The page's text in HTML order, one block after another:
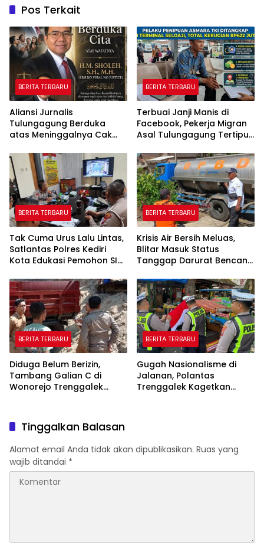
Pos Terkait
BERITA TERBARU
Aliansi Jurnalis
Tulungagung Berduka
atas Meninggalnya Cak
“Beliau Pejuang Keadilan
yang Vokal”
BERITA TERBARU
Terbuai Janji Manis di
Facebook, Pekerja Migran
Asal Tulungagung Tertipu
BERITA TERBARU
Tak Cuma Urus Lalu Lintas,
Satlantas Polres Kediri
Kota Edukasi Pemohon SIM
Pelatihan AI
BERITA TERBARU
Krisis Air Bersih Meluas,
Blitar Masuk Status
Tanggap Darurat Bencana
BERITA TERBARU
Diduga Belum Berizin,
Tambang Galian C di
Wonorejo Trenggalek
BERITA TERBARU
Gugah Nasionalisme di
Jalanan, Polantas
Trenggalek Kagetkan
Tinggalkan Balasan
Alamat email Anda tidak akan dipublikasikan. Ruas yang
wajib ditandai *